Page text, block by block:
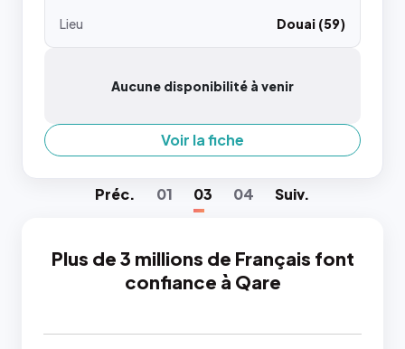
Lieu
Douai (59)
Aucune disponibilité à venir
Voir la fiche
Préc. 01 03 04 Suiv.
Plus de 3 millions de Français font
confiance à Qare